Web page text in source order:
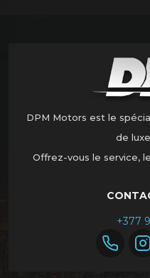
DPM Motors est le
de
Offrez-vous le service,
+377